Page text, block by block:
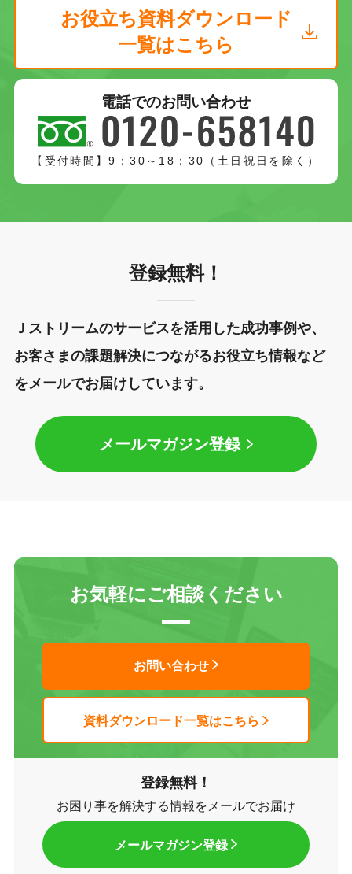
お役立ち資料ダウンロード
一覧はこちら
電話でのお問い合わせ
【受付時間】9：30～18：30（土日祝日を除く）
登録無料！
Ｊストリームのサービスを活用した成功事例や、
お客さまの課題解決につながるお役立ち情報など
をメールでお届けしています。
メールマガジン登録
お気軽にご相談ください
お問い合わせ
資料ダウンロード一覧はこちら
登録無料！
お困り事を解決する情報をメールでお届け
メールマガジン登録